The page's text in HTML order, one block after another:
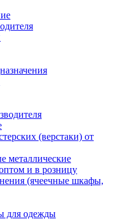
(верстаки) от
металлические
и в розницу
(ячеечные шкафы,
для одежды